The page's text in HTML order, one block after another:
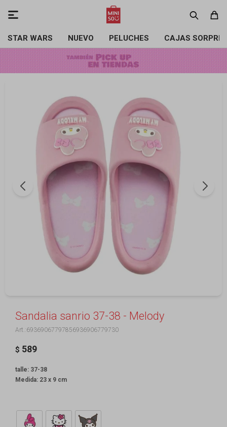
STAR WARS NUEVO PELUCHES CAJAS

Sandalia sanrio 37-38 - Melody
69369067797856936906779730
$ 589
talle: 37-38
Medida: 23 x 9 cm